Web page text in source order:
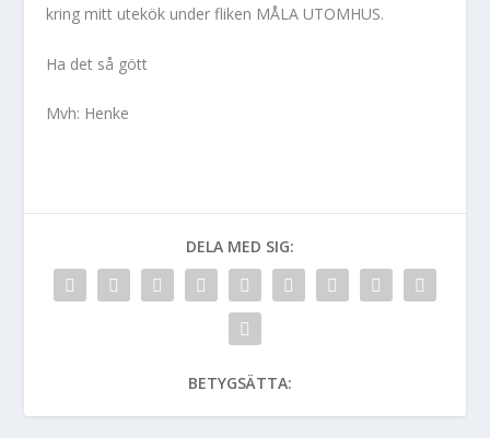
kring mitt utekök under fliken MÅLA UTOMHUS.
Ha det så gött
Mvh: Henke
DELA MED SIG:
BETYGSÄTTA: